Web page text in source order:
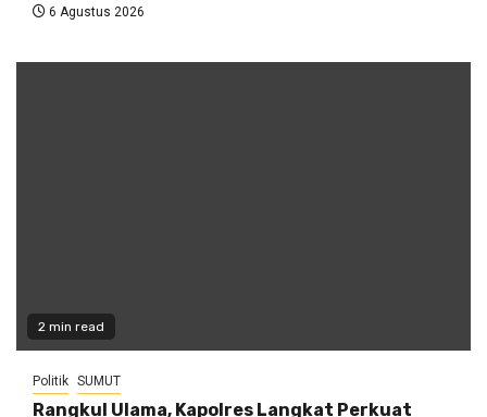
6 Agustus 2026
2 min read
Politik SUMUT
Rangkul Ulama, Kapolres Langkat Perkuat